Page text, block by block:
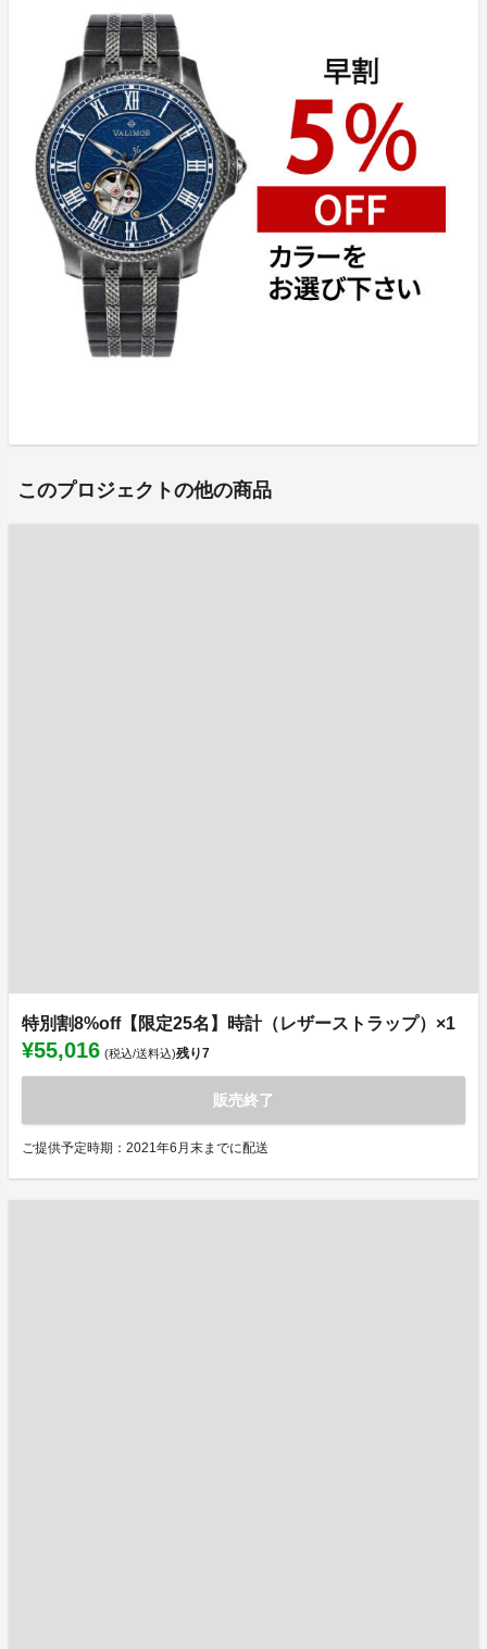
このプロジェクトの他の商品
特別割8%off【限定25名】時計（レザーストラップ）×1
¥55,016 (税込/送料込)残り7
販売終了
ご提供予定時期：2021年6月末までに配送